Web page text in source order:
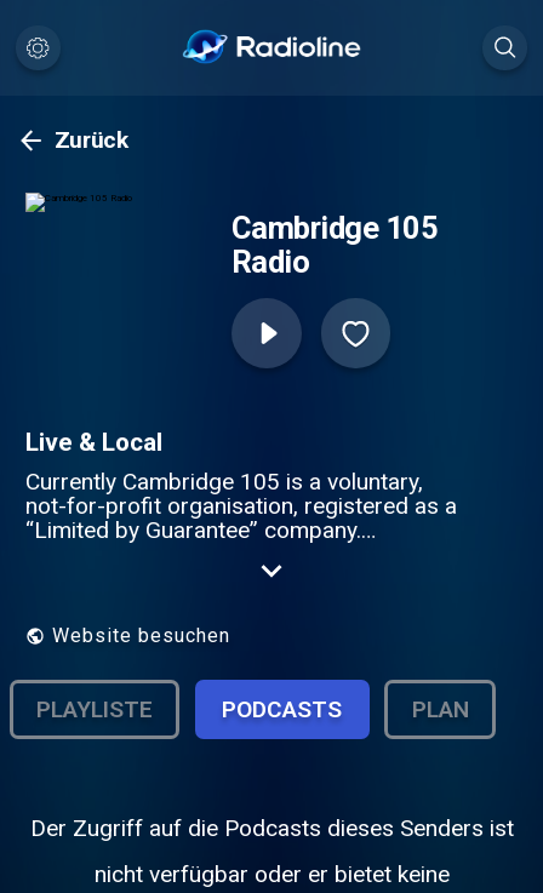
Zurück
Cambridge 105
Radio
Live & Local
Currently Cambridge 105 is a voluntary,
not-for-profit organisation, registered as a
“Limited by Guarantee” company.
Project for the city of Cambridge. Listen on
http://www.cambridge105.fm/listen
Website besuchen
PLAYLISTE PODCASTS PLAN
Der Zugriff auf die Podcasts dieses Senders ist
nicht verfügbar oder er bietet keine